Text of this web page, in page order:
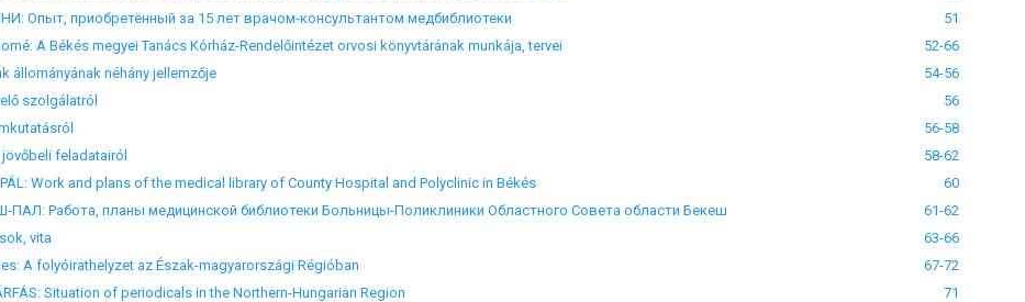
Опыт, приобретённый за 15 лет врачом-консультантом медбиблиотеки
51
A Békés megyei Tanács Kórház-Rendelőintézet orvosi könyvtárának munkája, tervei
52-66
állományának néhány jellemzője
54-56
szolgálatról
56
56-58
feladatairól
58-62
Work and plans of the medical library of County Hospital and Polyclinic in Békés
60
Работа, планы медицинской библиотеки Больницы-Поликлиники Областного Совета области Бекеш
61-62
vita
63-66
A folyóirathelyzet az Észak-magyarországi Régióban
67-72
Situation of periodicals in the Northern-Hungarian Region
71